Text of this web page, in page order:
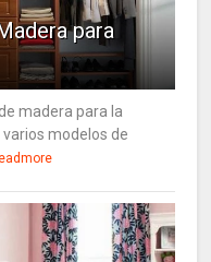
para
madera para la
modelos de